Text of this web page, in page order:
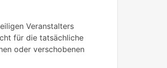
Veranstalters
für die tatsächliche
oder verschobenen